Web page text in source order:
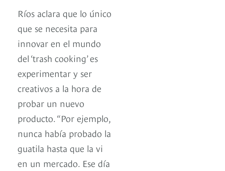
Ríos aclara que lo único
que se necesita para
innovar en el mundo
del ‘trash cooking’ es
experimentar y ser
creativos a la hora de
probar un nuevo
producto. “Por ejemplo,
nunca había probado la
guatila hasta que la vi
en un mercado. Ese día